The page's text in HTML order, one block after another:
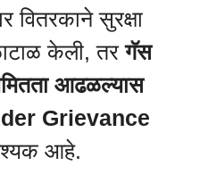
वितरकाने सुरक्षा
केली, तरगॅस
आढळल्यास
Grievance
आहे.